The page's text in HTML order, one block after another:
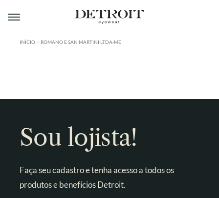
Pular
para
Pular
para
A MONTMARTRE
CONTATO
INÍCIO ROMANO E SAN MARTINI LTDA-ME
Sou lojista!
Faça seu cadastro e tenha acesso a todos os
produtos e benefícios Detroit.